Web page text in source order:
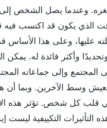
وعندما يصل الشخص إلى
الذي يكون قد اكتسب فيه
عليها، وعلى هذا
وأكثر فائدة له. يمكن
المجتمع وإلى جماعاته
وسط الآخرين. وبما أن
قلب كل شخص. تؤثر هذه
التأثيرات التكييفية